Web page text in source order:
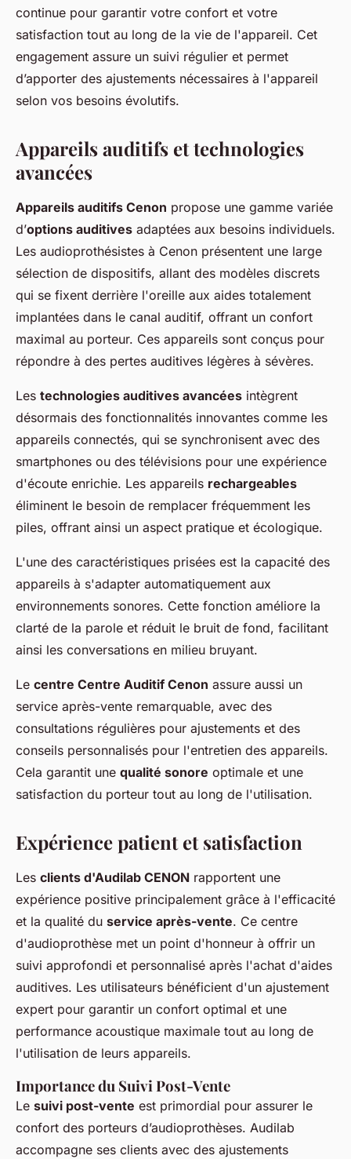
continue pour garantir votre confort et votre
satisfaction tout au long de la vie de l'appareil. Cet
engagement assure un suivi régulier et permet
d’apporter des ajustements nécessaires à l'appareil
selon vos besoins évolutifs.
Appareils auditifs et technologies
avancées
Appareils auditifs Cenon propose une gamme variée
d’options auditives adaptées aux besoins individuels.
Les audioprothésistes à Cenon présentent une large
sélection de dispositifs, allant des modèles discrets
qui se fixent derrière l'oreille aux aides totalement
implantées dans le canal auditif, offrant un confort
maximal au porteur. Ces appareils sont conçus pour
répondre à des pertes auditives légères à sévères.
Les technologies auditives avancées intègrent
désormais des fonctionnalités innovantes comme les
appareils connectés, qui se synchronisent avec des
smartphones ou des télévisions pour une expérience
d'écoute enrichie. Les appareils rechargeables
éliminent le besoin de remplacer fréquemment les
piles, offrant ainsi un aspect pratique et écologique.
L'une des caractéristiques prisées est la capacité des
appareils à s'adapter automatiquement aux
environnements sonores. Cette fonction améliore la
clarté de la parole et réduit le bruit de fond, facilitant
ainsi les conversations en milieu bruyant.
Le centre Centre Auditif Cenon assure aussi un
service après-vente remarquable, avec des
consultations régulières pour ajustements et des
conseils personnalisés pour l'entretien des appareils.
Cela garantit une qualité sonore optimale et une
satisfaction du porteur tout au long de l'utilisation.
Expérience patient et satisfaction
Les clients d'Audilab CENON rapportent une
expérience positive principalement grâce à l'efficacité
et la qualité du service après-vente. Ce centre
d'audioprothèse met un point d'honneur à offrir un
suivi approfondi et personnalisé après l'achat d'aides
auditives. Les utilisateurs bénéficient d'un ajustement
expert pour garantir un confort optimal et une
performance acoustique maximale tout au long de
l'utilisation de leurs appareils.
Importance du Suivi Post-Vente
Le suivi post-vente est primordial pour assurer le
confort des porteurs d’audioprothèses. Audilab
accompagne ses clients avec des ajustements